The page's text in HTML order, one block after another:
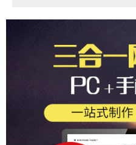
河南 河北 苏州 东莞 宁波 广
杭州 无锡 佛山 南京 郑州 大
Link 做国外网站多少费
立站 - 锚定全球客群，实现
钱？国外网站制作价格费用